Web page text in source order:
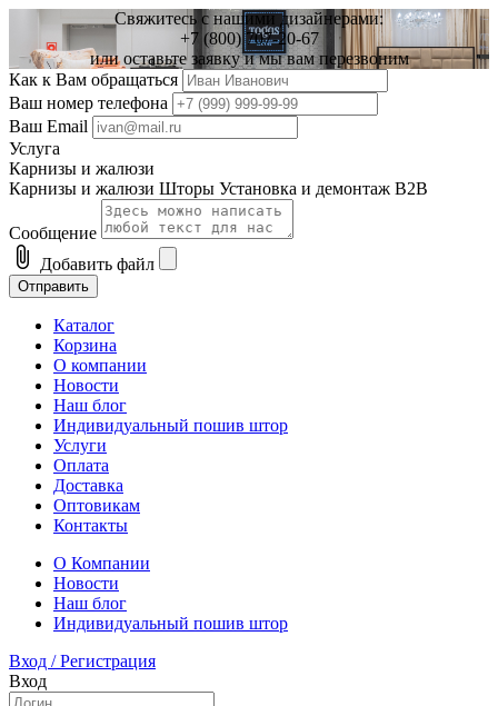
Свяжитесь с нашими дизайнерами:
+7 (800) 707-20-67
или оставьте заявку и мы вам перезвоним
Как к Вам обращаться
Ваш номер телефона
Ваш Email
Услуга
Карнизы и жалюзи
Карнизы и жалюзи Шторы Установка и демонтаж B2B
Сообщение
attach_file Добавить файл
Отправить
Каталог
Корзина
О компании
Новости
Наш блог
Индивидуальный пошив штор
Услуги
Оплата
Доставка
Оптовикам
Контакты
О Компании
Новости
Наш блог
Индивидуальный пошив штор
Вход / Регистрация
Вход